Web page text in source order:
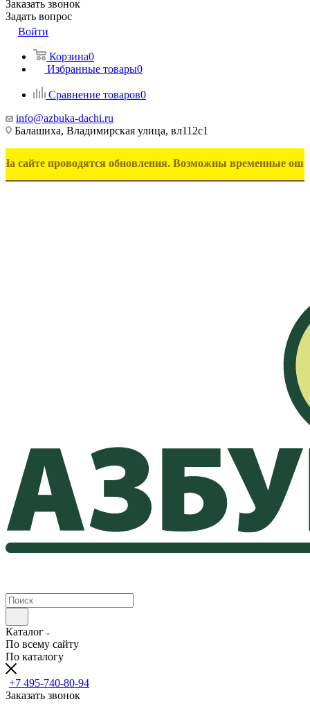
Заказать звонок
Задать вопрос
Войти
Корзина0
Избранные товары0
Сравнение товаров0
info@azbuka-dachi.ru
Балашиха, Владимирская улица, вл112с1
обновления. Возможны временные ошибки в
Каталог
По всему сайту
По каталогу
+7 495-740-80-94
Заказать звонок